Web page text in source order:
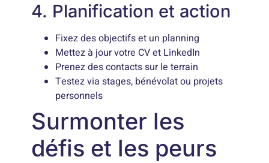
4. Planification et action
Fixez des objectifs et un planning
Mettez à jour votre CV et LinkedIn
Prenez des contacts sur le terrain
Testez via stages, bénévolat ou projets
personnels
Surmonter les
défis et les peurs